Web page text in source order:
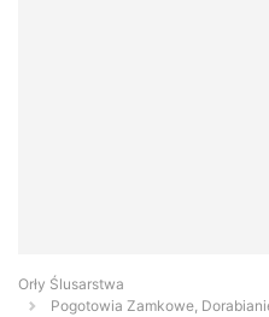
Orły Ślusarstwa
Pogotowia Zamkowe,